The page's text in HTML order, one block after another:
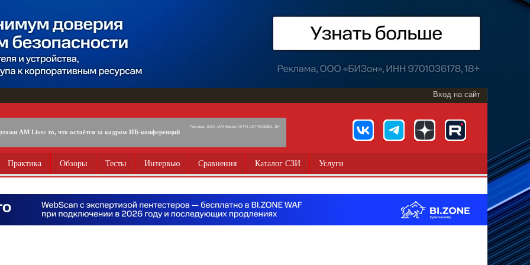
Вход на сайт
AM Live: то, что остаётся за кадром ИБ-конференций
Реклама. ООО «АМ Медиа» ОГРН 1077746725891, 18+
Практика Обзоры Тесты Интервью Сравнения Каталог СЗИ Услуги